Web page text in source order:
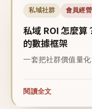
私域社群 會員經營
私域 ROI 怎麼算
的數據框架
一套把社群價值量
閱讀全文